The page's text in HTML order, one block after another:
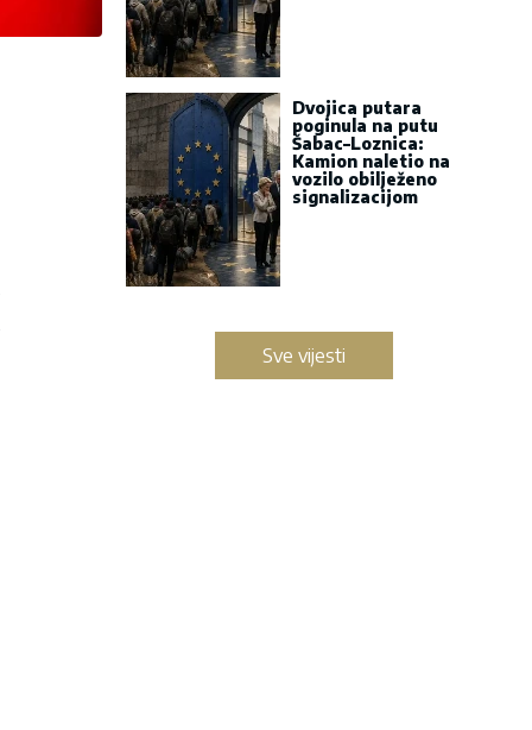
Dvojica putara
poginula na putu
Šabac–Loznica:
Kamion naletio na
vozilo obilježeno
signalizacijom
Sve vijesti